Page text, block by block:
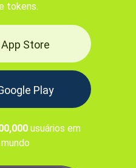
tokens.
Store
Play
usuários em